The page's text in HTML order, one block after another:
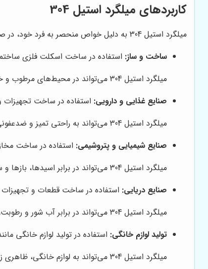
کاربردهای میلگرد استیل 304
میلگرد استیل 304 به دلیل خواص منحصر به فرد خود، در صنایع مختلف کاربردهای گسترده‌ای دارد. برخی از این کاربردها عبارتند از:
ساخت و ساز: استفاده در ساخت اسکلت فلزی
میلگرد استیل 304 می‌تواند در محیط‌های مرطوب و خورنده، عملکرد خوبی از خود نشان دهد و از تخریب سازه جلوگیری کند.
صنایع غذایی و دارویی: استفاده در ساخت تجهیزات
میلگرد استیل 304 می‌تواند به راحتی تمیز و ضدعفونی شود و از آلودگی مواد غذایی و دارویی جلوگیری کند.
صنایع شیمیایی و پتروشیمی: استفاده در ساخت
میلگرد استیل 304 می‌تواند در برابر اسیدها، بازها و سایر مواد شیمیایی خورنده، مقاومت خوبی از خود نشان دهد و از خوردگی و تخریب تجهیزات جلوگیری کند.
صنایع دریایی: استفاده در ساخت قطعات و تجهیزات
میلگرد استیل 304 می‌تواند در برابر آب شور و رطوبت، مقاومت خوبی از خود نشان دهد و از خوردگی و زنگ‌زدگی قطعات و تجهیزات جلوگیری کند.
تولید لوازم خانگی: استفاده در تولید لوازم خانگی
میلگرد استیل 304 می‌تواند به لوازم خانگی، ظاهری زیبا و مدرن ببخشد و از زنگ‌زدگی و خوردگی آن‌ها جلوگیری کند.